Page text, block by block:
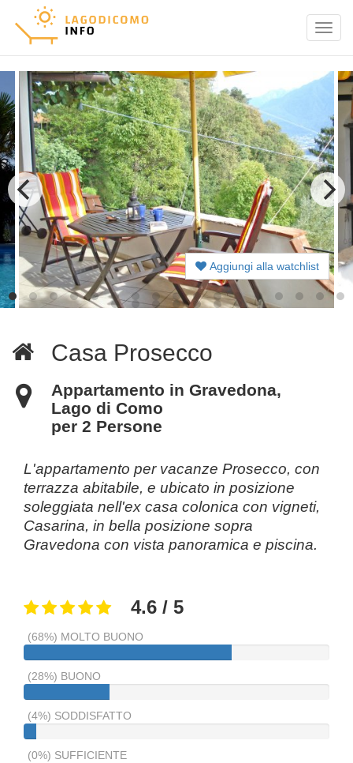
Menu
Aggiungi alla watchlist
Casa Prosecco
Appartamento in Gravedona,
Lago di Como
per 2 Persone
L'appartamento per vacanze Prosecco, con
terrazza abitabile, e ubicato in posizione
soleggiata nell'ex casa colonica con vigneti,
Casarina, in bella posizione sopra
Gravedona con vista panoramica e piscina.
4.6 / 5
(68%) MOLTO BUONO
(28%) BUONO
(4%) SODDISFATTO
(0%) SUFFICIENTE